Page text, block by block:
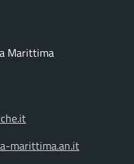
Marittima
marittima.an.it